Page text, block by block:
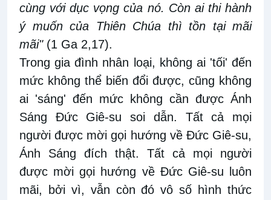
cùng với dục vọng của nó. Còn ai thi hành
ý muốn của Thiên Chúa thì tồn tại mãi
mãi"(1 Ga 2,17).
Trong gia đình nhân loại, không ai 'tối' đến
mức không thể biến đổi được, cũng không
ai 'sáng' đến mức không cần được Ánh
Sáng Đức Giê-su soi dẫn. Tất cả mọi
người được mời gọi hướng về Đức Giê-su,
Ánh Sáng đích thật. Tất cả mọi người
được mời gọi hướng về Đức Giê-su luôn
mãi, bởi vì, vẫn còn đó vô số hình thức